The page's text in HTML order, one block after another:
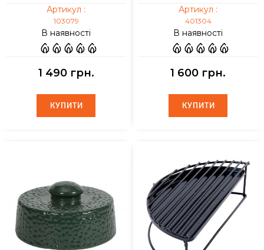
Артикул :
103079
В наявності
1 490 грн.
КУПИТИ
КУПИТИ
Артикул :
401304
В наявності
1 600 грн.
КУПИТИ
КУПИТИ